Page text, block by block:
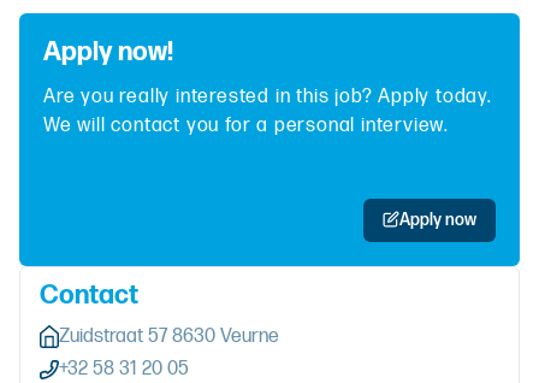
Apply now!
Are you really interested in this job? Apply today.
We will contact you for a personal interview.
Apply now
Contact
Zuidstraat 57 8630 Veurne
+32 58 31 20 05